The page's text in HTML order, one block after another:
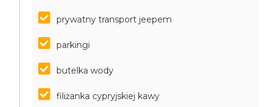
prywatny transport jeepem
parkingi
butelka wody
filiżanka cypryjskiej kawy